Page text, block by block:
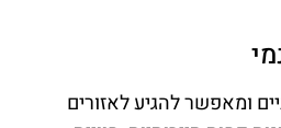
ומאפשר להגיע לאזורים